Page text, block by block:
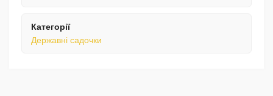
Категорії
Державні садочки